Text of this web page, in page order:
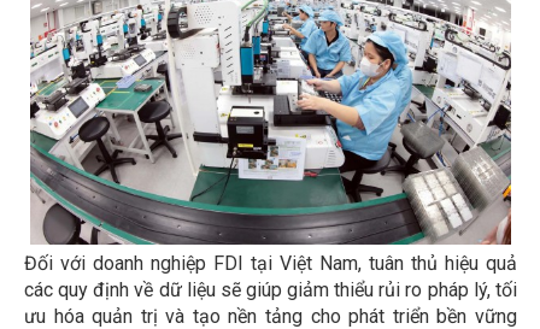
Đối với doanh nghiệp FDI tại Việt Nam, tuân thủ hiệu quả
các quy định về dữ liệu sẽ giúp giảm thiểu rủi ro pháp lý, tối
ưu hóa quản trị và tạo nền tảng cho phát triển bền vững